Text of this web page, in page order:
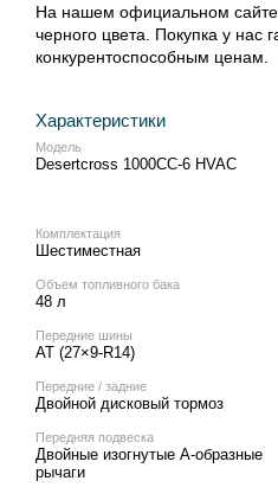
На нашем официальном сайте
черного цвета. Покупка у нас
конкурентоспособным ценам.
Характеристики
Модель
Desertcross 1000CC-6 HVAC
Комплектация
Шестиместная
Объем топливного бака
48 л
Передние шины
AT (27×9-R14)
Передние / задние
Двойной дисковый тормоз
Передняя подвеска
Двойные изогнутые А-образные
рычаги